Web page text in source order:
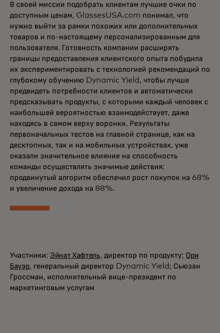
В своей миссии подобрать клиентам лучшие очки по
доступным ценам, GlassesUSA.com понимал, что
нужно выйти за рамки похожих или дополнительных
товаров и по-настоящему персонализированным для
пользователя. Готовность компании расширять
границы предоставления клиентского опыта побудила
их экспериментировать с технологией рекомендаций по
глубокому обучению Dynamic Yield, чтобы лучше
предвидеть потребности клиентов и автоматически
предсказывать продукты, с которыми каждый человек с
наибольшей вероятностью взаимодействует, даже
находясь в самом верху воронки. Результаты
первоначальных тестов на главной странице, как на
десктопных, так и на мобильных устройствах, уже
оказали значительное влияние на способность
команды осуществлять значимые действия:
продвинутый алгоритм обеспечил рост покупок на 68%
и увеличение дохода на 88%.
Участники: Эйнат Хафтель, директор по продукту; Ори
Бауэр, генеральный директор Dynamic Yield; Сьюзан
Гроссман, исполнительный вице-президент по
маркетинговым услугам